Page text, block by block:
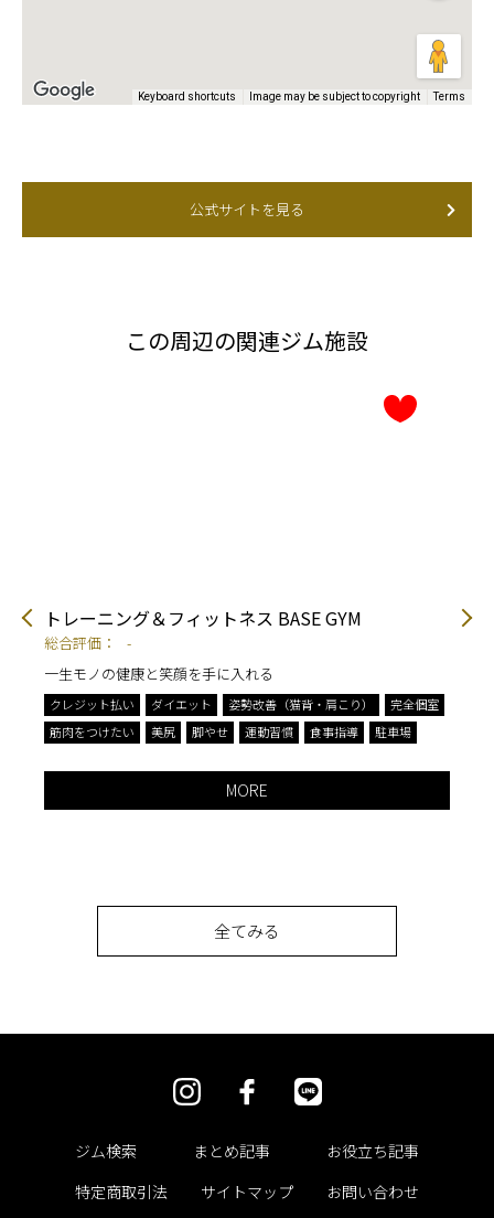
Keyboard shortcuts Image may be subject to copyright Terms
公式サイトを見る
この周辺の関連ジム施設
トレーニング＆フィットネス BASE GYM
総合評価：
-
一生モノの健康と笑顔を手に入れる
クレジット払い ダイエット 姿勢改善（猫背・肩こり）
完全個室
筋肉をつけたい
美尻 脚やせ 運動習慣 食事指導 駐車場
MORE
全てみる
ジム検索 まとめ記事
お役立ち記事
特定商取引法
サイトマップ お問い合わせ